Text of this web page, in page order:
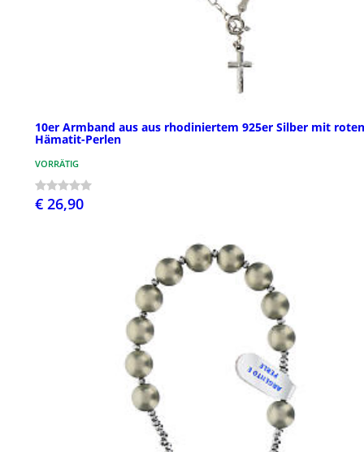
10er Armband aus aus rhodiniertem 925er Silber mit roten
Hämatit-Perlen
VORRÄTIG
€ 26,90